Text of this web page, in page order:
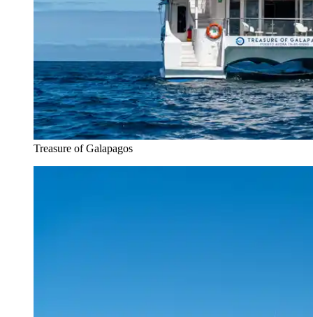
Treasure of Galapagos